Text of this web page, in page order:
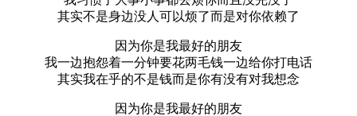
其实不是身边没人可以烦了而是对你依赖了
因为你是我最好的朋友
我一边抱怨着一分钟要花两毛钱一边给你打电话
其实我在乎的不是钱而是你有没有对我想念
因为你是我最好的朋友